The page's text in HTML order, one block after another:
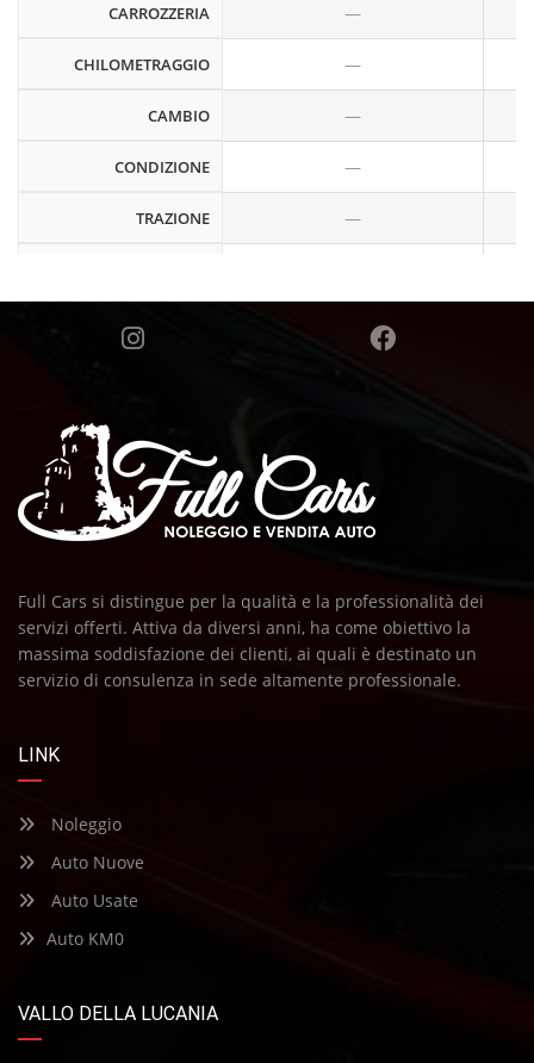
CARROZZERIA —
CHILOMETRAGGIO —
CAMBIO —
CONDIZIONE —
TRAZIONE —
INTERIOR COLOR
NUMERO DI
MAGAZZINO
—
TIPO DI CARBURANTE —
TRIM —
Full Cars si distingue per la qualità e la professionalità dei
servizi offerti. Attiva da diversi anni, ha come obiettivo la
massima soddisfazione dei clienti, ai quali è destinato un
servizio di consulenza in sede altamente professionale.
LINK
Noleggio
Auto Nuove
Auto Usate
Auto KM0
VALLO DELLA LUCANIA